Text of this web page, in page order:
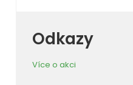
Odkazy
Více o akci